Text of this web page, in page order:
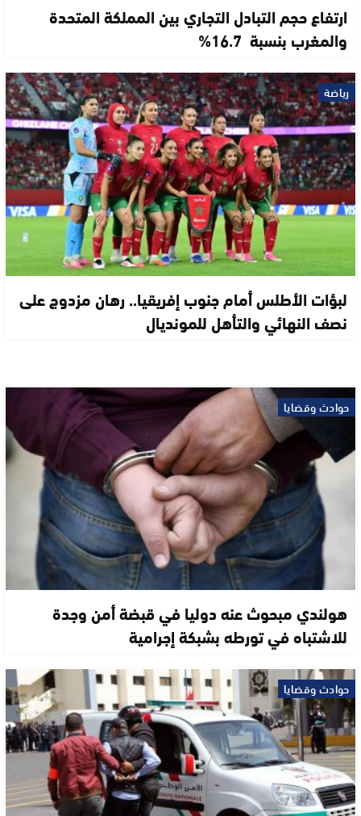
ارتفاع حجم التبادل التجاري بين المملكة المتحدة
والمغرب بنسبة 16.7%
رياضة
لبؤات الأطلس أمام جنوب إفريقيا.. رهان مزدوج على
نصف النهائي والتأهل للمونديال
حوادث وقضايا
هولندي مبحوث عنه دوليا في قبضة أمن وجدة
للاشتباه في تورطه بشبكة إجرامية
حوادث وقضايا